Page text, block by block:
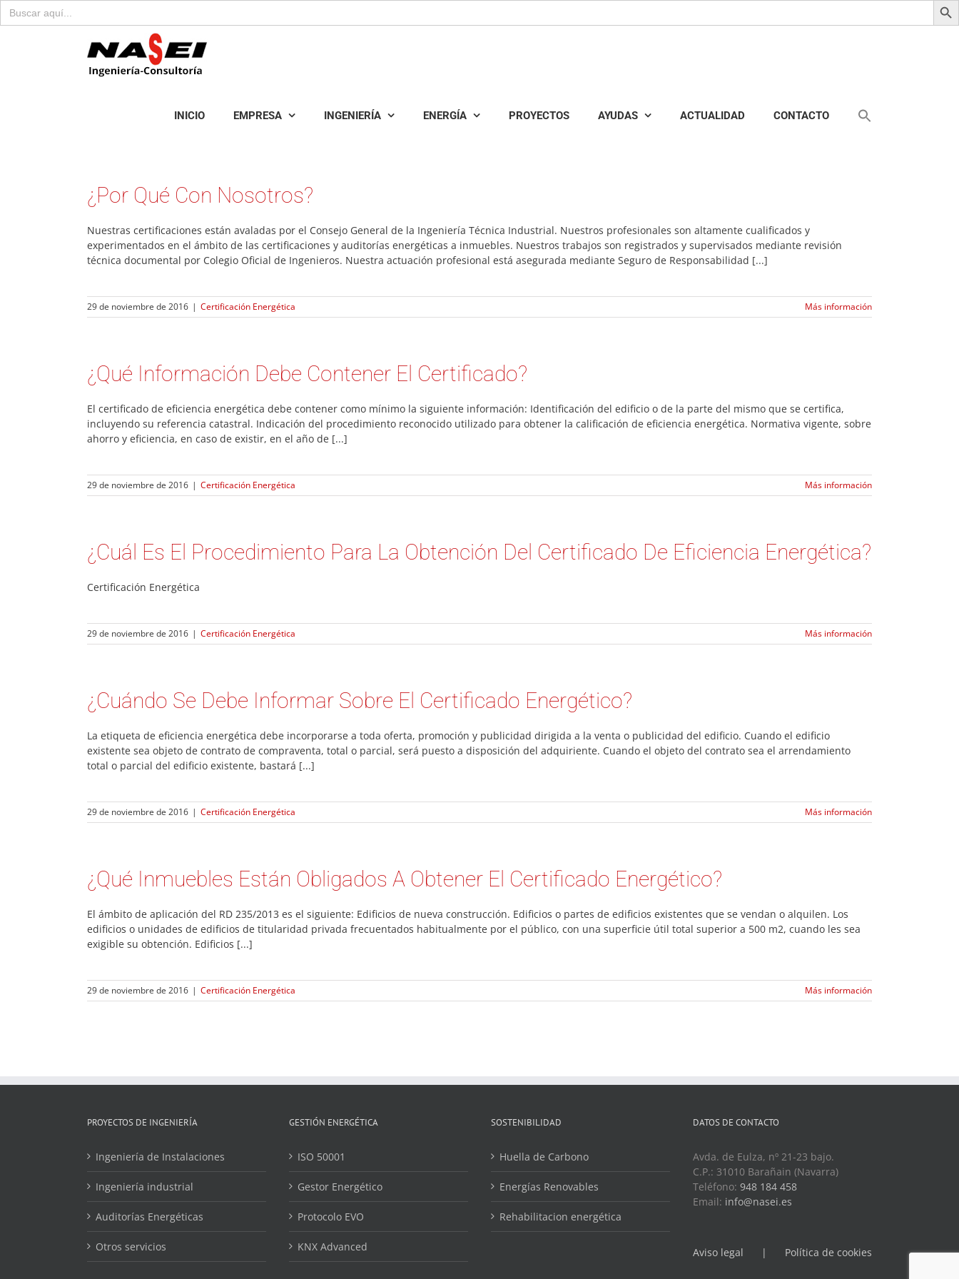
Buscar:
INICIO EMPRESA INGENIERÍA ENERGÍA PROYECTOS AYUDAS ACTUALIDAD CONTACTO
¿Por Qué Con Nosotros?
Nuestras certificaciones están avaladas por el Consejo General de la Ingeniería Técnica Industrial. Nuestros profesionales son altamente cualificados y
experimentados en el ámbito de las certificaciones y auditorías energéticas a inmuebles. Nuestros trabajos son registrados y supervisados mediante revisión
técnica documental por Colegio Oficial de Ingenieros. Nuestra actuación profesional está asegurada mediante Seguro de Responsabilidad [...]
29 de noviembre de 2016 | Certificación Energética Más información
¿Qué Información Debe Contener El Certificado?
El certificado de eficiencia energética debe contener como mínimo la siguiente información: Identificación del edificio o de la parte del mismo que se certifica,
incluyendo su referencia catastral. Indicación del procedimiento reconocido utilizado para obtener la calificación de eficiencia energética. Normativa vigente, sobre
ahorro y eficiencia, en caso de existir, en el año de [...]
29 de noviembre de 2016 | Certificación Energética Más información
¿Cuál Es El Procedimiento Para La Obtención Del Certificado De Eficiencia Energética?
Certificación Energética
29 de noviembre de 2016 | Certificación Energética Más información
¿Cuándo Se Debe Informar Sobre El Certificado Energético?
La etiqueta de eficiencia energética debe incorporarse a toda oferta, promoción y publicidad dirigida a la venta o publicidad del edificio. Cuando el edificio
existente sea objeto de contrato de compraventa, total o parcial, será puesto a disposición del adquiriente. Cuando el objeto del contrato sea el arrendamiento
total o parcial del edificio existente, bastará [...]
29 de noviembre de 2016 | Certificación Energética Más información
¿Qué Inmuebles Están Obligados A Obtener El Certificado Energético?
El ámbito de aplicación del RD 235/2013 es el siguiente: Edificios de nueva construcción. Edificios o partes de edificios existentes que se vendan o alquilen. Los
edificios o unidades de edificios de titularidad privada frecuentados habitualmente por el público, con una superficie útil total superior a 500 m2, cuando les sea
exigible su obtención. Edificios [...]
29 de noviembre de 2016 | Certificación Energética Más información
PROYECTOS DE INGENIERÍA
Ingeniería de Instalaciones
Ingeniería industrial
Auditorías Energéticas
Otros servicios
GESTIÓN ENERGÉTICA
ISO 50001
Gestor Energético
Protocolo EVO
KNX Advanced
SOSTENIBILIDAD
Huella de Carbono
Energías Renovables
Rehabilitacion energética
DATOS DE CONTACTO
Avda. de Eulza, nº 21-23 bajo.
C.P.: 31010 Barañain (Navarra)
Teléfono: 948 184 458
Email: info@nasei.es
Aviso legal Política de cookies